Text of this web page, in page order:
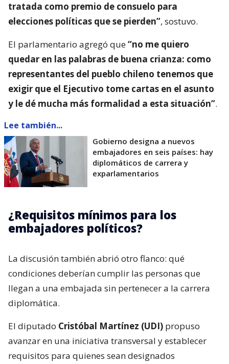
tratada como premio de consuelo para
elecciones políticas que se pierden”, sostuvo.
El parlamentario agregó que“no me quiero
quedar en las palabras de buena crianza: como
representantes del pueblo chileno tenemos que
exigir que el Ejecutivo tome cartas en el asunto
y le dé mucha más formalidad a esta situación”.
Lee también...
Gobierno designa a nuevos
embajadores en seis países: hay
diplomáticos de carrera y
exparlamentarios
¿Requisitos mínimos para los
embajadores políticos?
La discusión también abrió otro flanco: qué
condiciones deberían cumplir las personas que
llegan a una embajada sin pertenecer a la carrera
diplomática.
El diputado Cristóbal Martínez (UDI) propuso
avanzar en una iniciativa transversal y establecer
requisitos para quienes sean designados